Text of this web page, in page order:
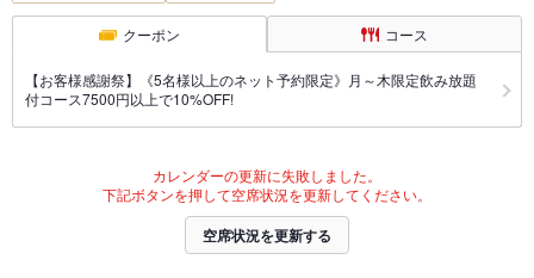
クーポン コース
【お客様感謝祭】《5名様以上のネット予約限定》月～木限定飲み放題
付コース7500円以上で10%OFF!
カレンダーの更新に失敗しました。
下記ボタンを押して空席状況を更新してください。
空席状況を更新する